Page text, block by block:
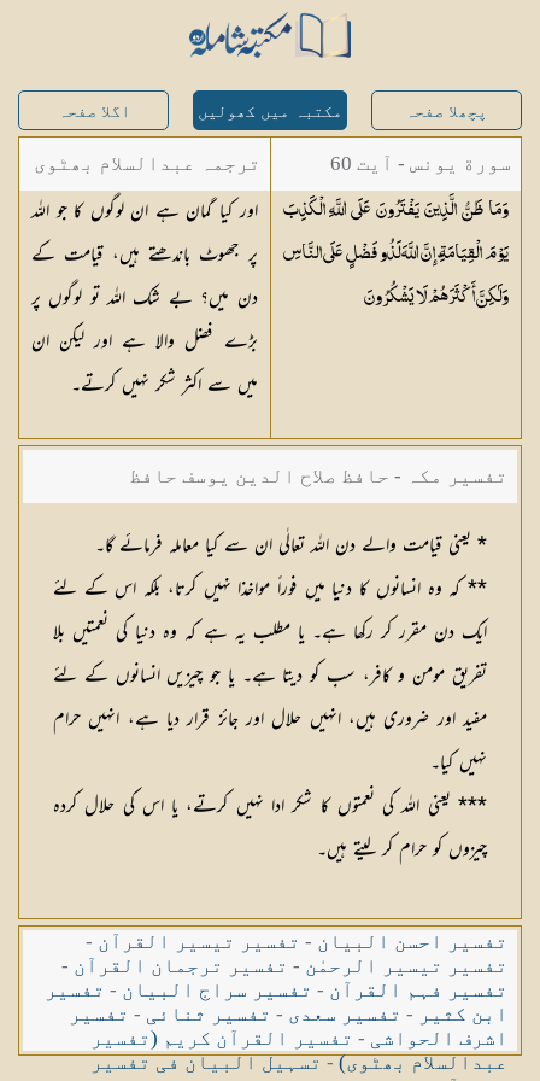
پچھلا صفحہ مکتبہ میں کھولیں اگلا صفحہ
سورة یونس - آیت 60
وَمَا ظَنُّ الَّذِينَ يَفْتَرُونَ عَلَى اللَّهِ الْكَذِبَ
يَوْمَ الْقِيَامَةِ ۗ إِنَّ اللَّهَ لَذُو فَضْلٍ عَلَى النَّاسِ
وَلَٰكِنَّ أَكْثَرَهُمْ لَايَشْكُرُونَ
ترجمہ عبدالسلام بھٹوی
- عبدالسلام بن محمد
اور کیا گمان ہے ان لوگوں کا جو اللہ
پر جھوٹ باندھتے ہیں، قیامت کے
دن میں؟ بے شک اللہ تو لوگوں پر
بڑے فضل والا ہے اور لیکن ان
میں سے اکثر شکر نہیں کرتے۔
تفسیر مکہ - حافظ صلاح الدین یوسف حافظ
* یعنی قیامت والے دن اللہ تعالٰی ان سے کیا معاملہ فرمائے گا۔
** کہ وہ انسانوں کا دنیا میں فوراً مواخذا نہیں کرتا، بلکہ اس کے لئے
ایک دن مقرر کر رکھا ہے۔ یا مطلب یہ ہے کہ وہ دنیا کی نعمتیں بلا
تفریق مومن و کافر، سب کو دیتا ہے۔ یا جو چیزیں انسانوں کے لئے
مفید اور ضروری ہیں، انہیں حلال اور جائز قرار دیا ہے، انہیں حرام
نہیں کیا۔
*** یعنی اللہ کی نعمتوں کا شکر ادا نہیں کرتے، یا اس کی حلال کردہ
چیزوں کو حرام کر لیتے ہیں۔
تفسیر احسن البیان - تفسیر تیسیر القرآن -
تفسیر تیسیر الرحمٰن - تفسیر ترجمان القرآن -
تفسیر فہم القرآن - تفسیر سراج البیان - تفسیر
ابن کثیر - تفسیر سعدی - تفسیر ثنائی - تفسیر
اشرف الحواشی - تفسیر القرآن کریم (تفسیر
عبدالسلام بھٹوی)-تسہیل البیان فی تفسیر